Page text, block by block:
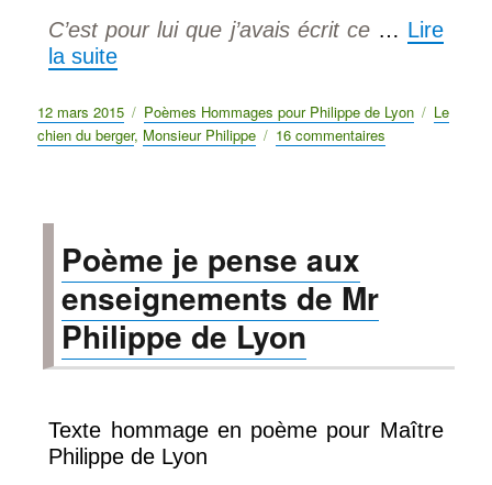
C’est pour lui que j’avais écrit ce … Lire
la suite
Publié
le
12 mars 2015 Catégories
Poèmes Hommages pour Philippe de Lyon
Le
chien du berger, Monsieur Philippe 16 commentaires
Poème je pense aux
enseignements de Mr
Philippe de Lyon
Texte hommage en poème pour Maître
Philippe de Lyon